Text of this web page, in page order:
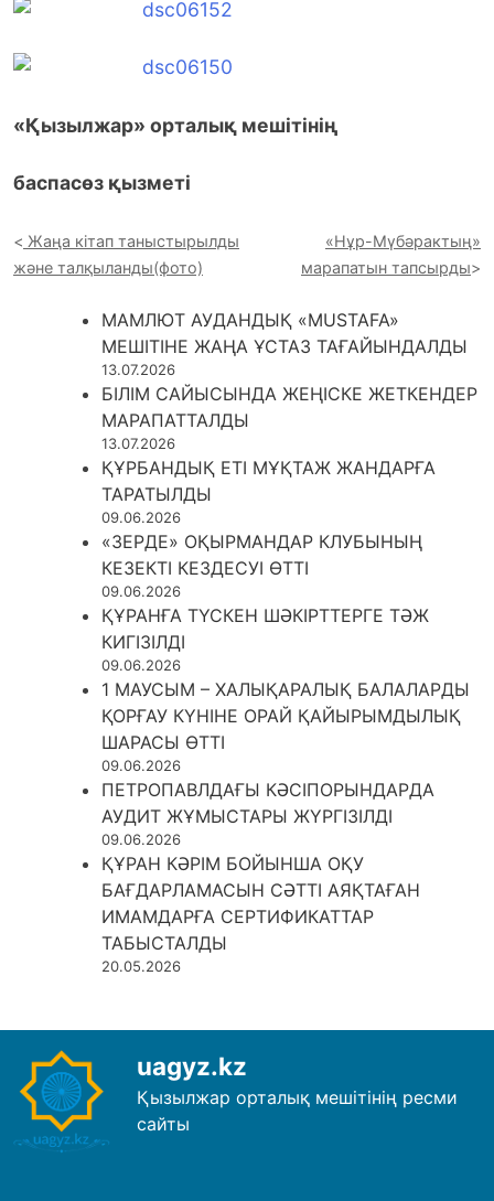
«Қызылжар» орталық мешітінің
баспасөз қызметі
Жаңа кітап таныстырылды
және талқыланды(фото)
«Нұр-Мүбәрактың»
марапатын тапсырды
МАМЛЮТ АУДАНДЫҚ «MUSTAFA»
МЕШІТІНЕ ЖАҢА ҰСТАЗ ТАҒАЙЫНДАЛДЫ
13.07.2026
БІЛІМ САЙЫСЫНДА ЖЕҢІСКЕ ЖЕТКЕНДЕР
МАРАПАТТАЛДЫ
13.07.2026
ҚҰРБАНДЫҚ ЕТІ МҰҚТАЖ ЖАНДАРҒА
ТАРАТЫЛДЫ
09.06.2026
«ЗЕРДЕ» ОҚЫРМАНДАР КЛУБЫНЫҢ
КЕЗЕКТІ КЕЗДЕСУІ ӨТТІ
09.06.2026
ҚҰРАНҒА ТҮСКЕН ШӘКІРТТЕРГЕ ТӘЖ
КИГІЗІЛДІ
09.06.2026
1 МАУСЫМ – ХАЛЫҚАРАЛЫҚ БАЛАЛАРДЫ
ҚОРҒАУ КҮНІНЕ ОРАЙ ҚАЙЫРЫМДЫЛЫҚ
ШАРАСЫ ӨТТІ
09.06.2026
ПЕТРОПАВЛДАҒЫ КӘСІПОРЫНДАРДА
АУДИТ ЖҰМЫСТАРЫ ЖҮРГІЗІЛДІ
09.06.2026
ҚҰРАН КӘРІМ БОЙЫНША ОҚУ
БАҒДАРЛАМАСЫН СӘТТІ АЯҚТАҒАН
ИМАМДАРҒА СЕРТИФИКАТТАР
ТАБЫСТАЛДЫ
20.05.2026
uagyz.kz
Қызылжар орталық мешітінің ресми
сайты